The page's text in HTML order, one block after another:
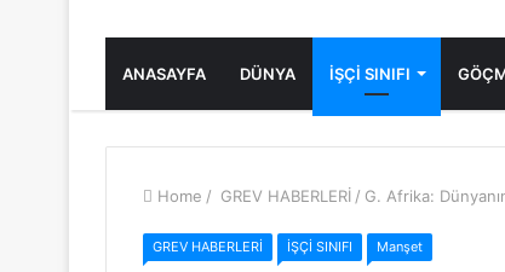
ANASAYFA DÜNYA İŞÇİ SINIFI
Home / GREV HABERLERİ / G. Afrika:
GREV HABERLERİ İŞÇİ SINIFI Manşet